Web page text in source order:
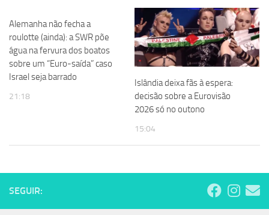
Alemanha não fecha a
roulotte (ainda): a SWR põe
água na fervura dos boatos
sobre um “Euro-saída” caso
Israel seja barrado
21:18
Islândia deixa fãs à espera:
decisão sobre a Eurovisão
2026 só no outono
15:04
SEGUIR: